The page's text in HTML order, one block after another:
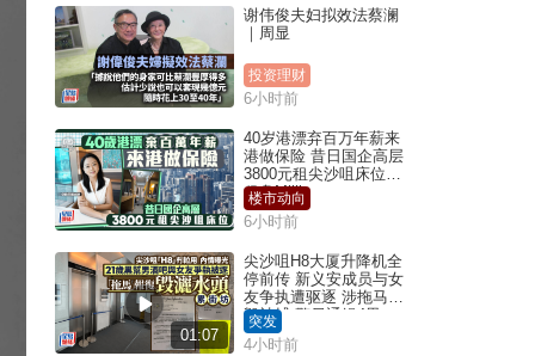
谢伟俊夫妇拟效法蔡澜
｜周显
投资理财
6小时前
40岁港漂弃百万年薪来
港做保险 昔日国企高层
3800元租尖沙咀床位｜
租盘Million
楼市动向
6小时前
01:07
尖沙咀H8大厦升降机全
停前传 新义安成员与女
友争执遭驱逐 涉拖马刑
毁被捕 警另通缉4男
突发
4小时前